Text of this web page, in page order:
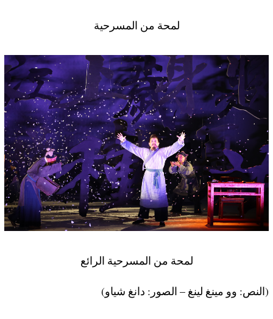
لمحة من المسرحية
لمحة من المسرحية الرائع
(النص: وو مينغ لينغ – الصور: دانغ شياو)